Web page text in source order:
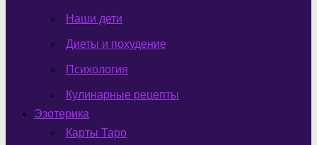
Наши дети
Диеты и похудение
Психология
Кулинарные рецепты
Эзотерика
Карты Таро